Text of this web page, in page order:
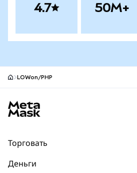
4.7 50M+
LOWon/PHP
Торговать
Деньги